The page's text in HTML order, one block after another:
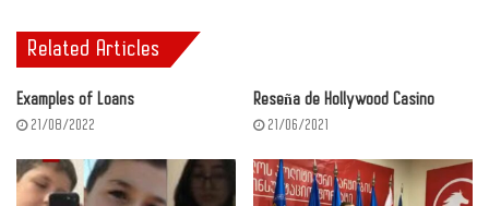
Related Articles
Examples of Loans
21/08/2022
Reseña de Hollywood Casino
21/06/2021